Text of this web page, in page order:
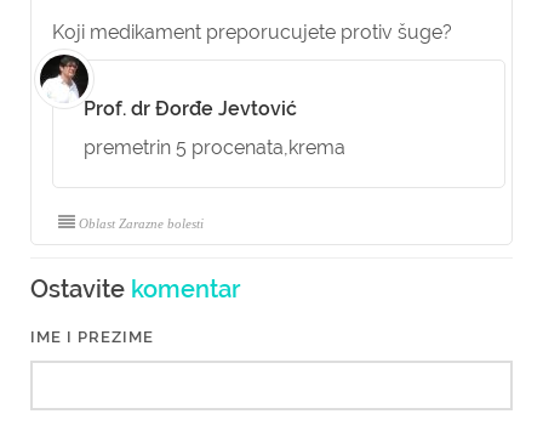
Koji medikament preporucujete protiv šuge?
Prof. dr Đorđe Jevtović
premetrin 5 procenata,krema
Oblast Zarazne bolesti
Ostavite komentar
IME I PREZIME